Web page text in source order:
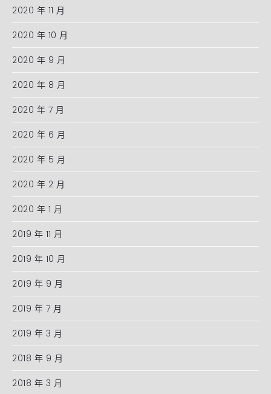
2020 年 11 月
2020 年 10 月
2020 年 9 月
2020 年 8 月
2020 年 7 月
2020 年 6 月
2020 年 5 月
2020 年 2 月
2020 年 1 月
2019 年 11 月
2019 年 10 月
2019 年 9 月
2019 年 7 月
2019 年 3 月
2018 年 9 月
2018 年 3 月